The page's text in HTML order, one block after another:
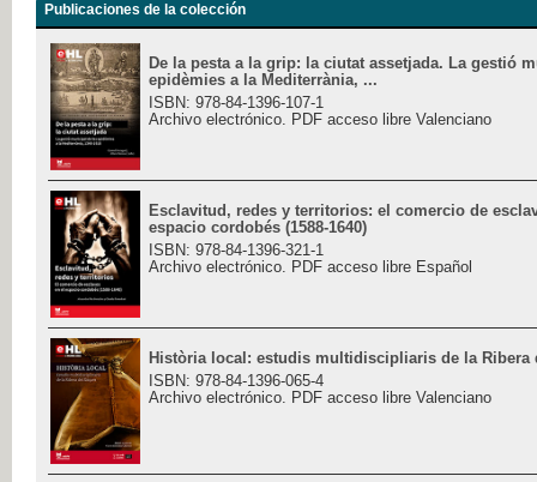
Publicaciones de la colección
De la pesta a la grip: la ciutat assetjada. La gestió
epidèmies a la Mediterrània, ...
ISBN: 978-84-1396-107-1
Archivo electrónico. PDF acceso libre Valenciano
Esclavitud, redes y territorios: el comercio de
espacio cordobés (1588-1640)
ISBN: 978-84-1396-321-1
Archivo electrónico. PDF acceso libre Español
Història local: estudis multidiscipliaris de la Ribera
ISBN: 978-84-1396-065-4
Archivo electrónico. PDF acceso libre Valenciano